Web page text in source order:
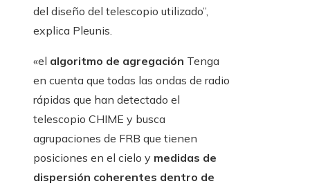
del diseño del telescopio utilizado”,
explica Pleunis.
«el algoritmo de agregación Tenga
en cuenta que todas las ondas de radio
rápidas que han detectado el
telescopio CHIME y busca
agrupaciones de FRB que tienen
posiciones en el cielo y medidas de
dispersión coherentes dentro de